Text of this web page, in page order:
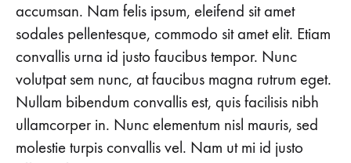
BUTTON-
中
accumsan. Nam felis ipsum, eleifend sit amet
sodales pellentesque, commodo sit amet elit. Etiam
convallis urna id justo faucibus tempor. Nunc
volutpat sem nunc, at faucibus magna rutrum eget.
Nullam bibendum convallis est, quis facilisis nibh
ullamcorper in. Nunc elementum nisl mauris, sed
molestie turpis convallis vel. Nam ut mi id justo